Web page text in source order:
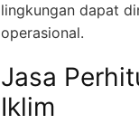
lingkungan dapat
operasional.
Jasa
Iklim